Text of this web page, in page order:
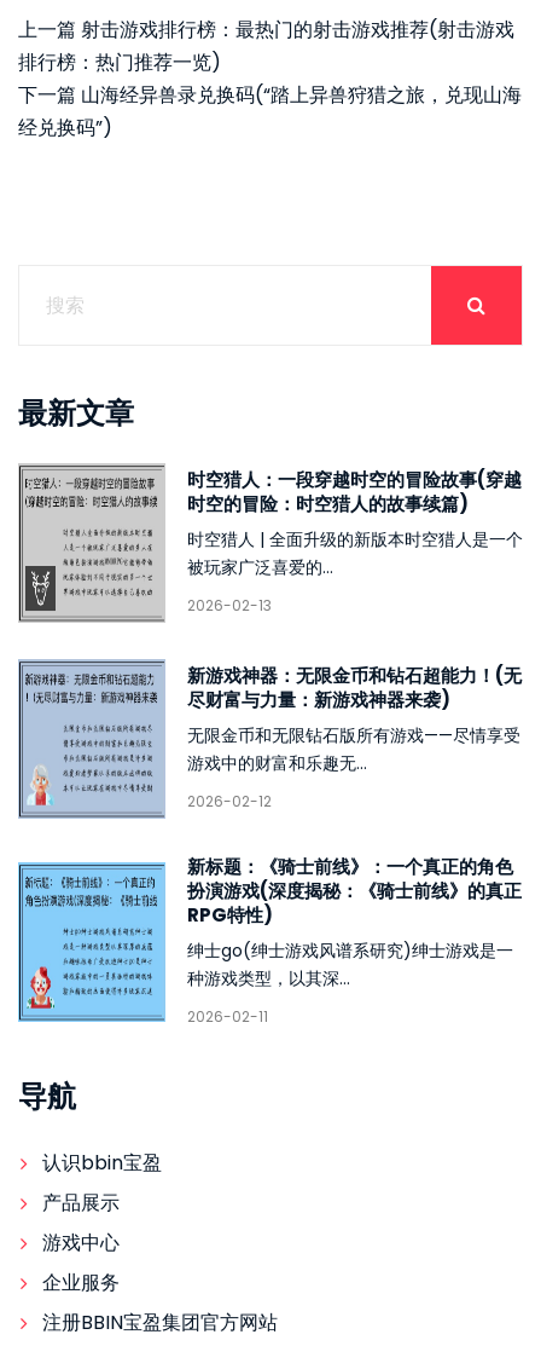
上一篇 射击游戏排行榜：最热门的射击游戏推荐(射击游戏
排行榜：热门推荐一览)
下一篇 山海经异兽录兑换码(“踏上异兽狩猎之旅，兑现山海
经兑换码”)
最新文章
时空猎人：一段穿越时空的冒险故事(穿越
时空的冒险：时空猎人的故事续篇)
时空猎人 | 全面升级的新版本时空猎人是一个
被玩家广泛喜爱的...
2026-02-13
新游戏神器：无限金币和钻石超能力！(无
尽财富与力量：新游戏神器来袭)
无限金币和无限钻石版所有游戏——尽情享受
游戏中的财富和乐趣无...
2026-02-12
新标题：《骑士前线》：一个真正的角色
扮演游戏(深度揭秘：《骑士前线》的真正
RPG特性)
绅士go(绅士游戏风谱系研究)绅士游戏是一
种游戏类型，以其深...
2026-02-11
导航
认识bbin宝盈
产品展示
游戏中心
企业服务
注册BBIN宝盈集团官方网站